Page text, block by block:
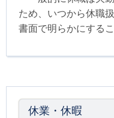
ため、いつから休職
書面で明らかにする
休業・休暇